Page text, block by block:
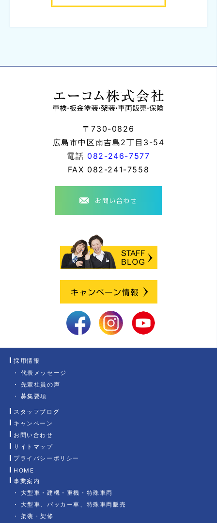
〒730-0826
広島市中区南吉島2丁目3-54
電話 082-246-7577
FAX 082-241-7558
お問い合わせ
HOME
事業案内
大型車・建機・重機・特殊車両
大型車、パッカー車、特殊車両販売
架装・架修
採用情報
代表メッセージ
先輩社員の声
募集要項
スタッフブログ
キャンペーン
お問い合わせ
サイトマップ
プライバシーポリシー